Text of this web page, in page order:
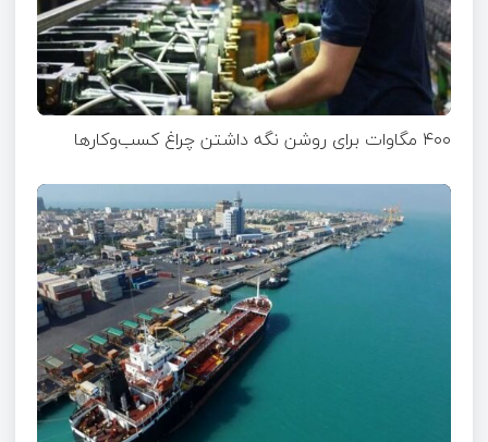
۴۰۰ مگاوات برای روشن نگه داشتن چراغ کسب‌وکار‌ها